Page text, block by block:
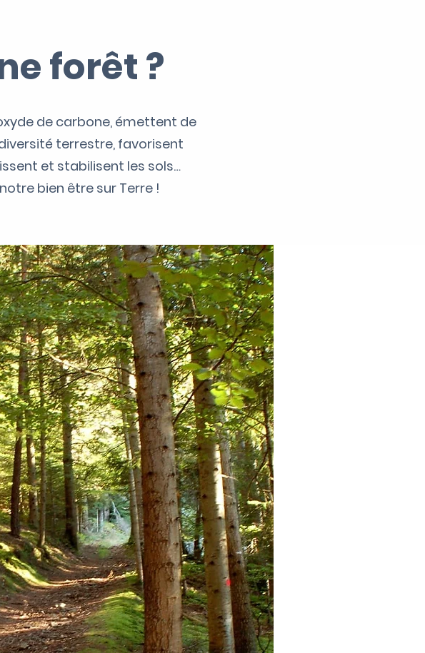
forêt ?
de carbone, émettent de
terrestre, favorisent
et stabilisent les sols…
bien être sur Terre !